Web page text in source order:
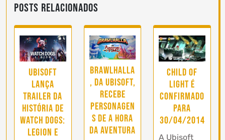
Posts Relacionados
Ubisoft
lança
trailer da
história de
Watch Dogs:
Legion e
Brawlhalla
, da Ubisoft,
recebe
personagen
s de A Hora
da Aventura
Child of
Light é
confirmado
para
30/04/2014
A Ubisoft